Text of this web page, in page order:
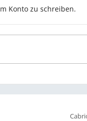
Konto zu schreiben.